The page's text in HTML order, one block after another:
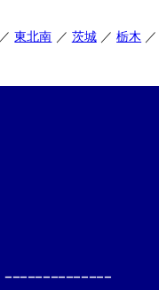
東北南 茨城 栃木
--------------